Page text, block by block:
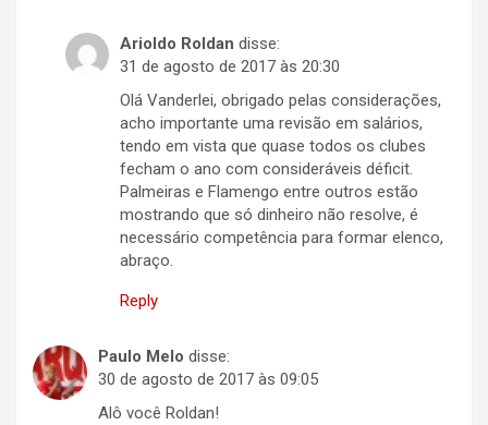
Arioldo Roldan disse:
31 de agosto de 2017 às 20:30
Olá Vanderlei, obrigado pelas considerações,
acho importante uma revisão em salários,
tendo em vista que quase todos os clubes
fecham o ano com consideráveis déficit.
Palmeiras e Flamengo entre outros estão
mostrando que só dinheiro não resolve, é
necessário competência para formar elenco,
abraço.
Reply
Paulo Melo disse:
30 de agosto de 2017 às 09:05
Alô você Roldan!